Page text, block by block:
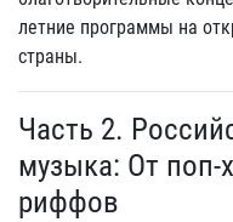
летние программы на
страны.
Часть 2.
музыка: От поп-
риффов